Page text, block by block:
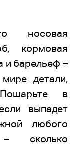
носовая
кормовая
и барельеф –
детали,
в
выпадет
любого
– сколько